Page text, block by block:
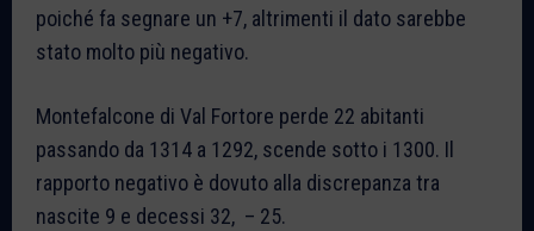
poiché fa segnare un +7, altrimenti il dato sarebbe
stato molto più negativo.
Montefalcone di Val Fortore perde 22 abitanti
passando da 1314 a 1292, scende sotto i 1300. Il
rapporto negativo è dovuto alla discrepanza tra
nascite 9 e decessi 32, – 25.